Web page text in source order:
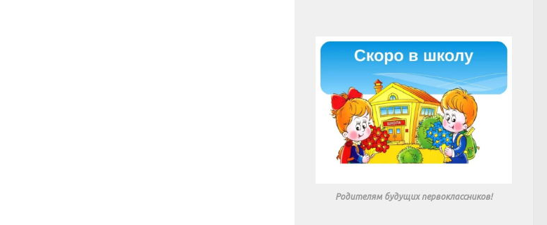
Родителям будущих первоклассников!